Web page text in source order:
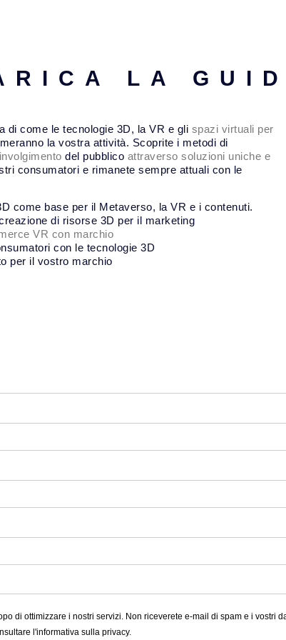
LA
di come le tecnologie 3D, la VR e gli spazi virtuali per
la vostra attività. Scoprite i metodi di
del pubblico attraverso soluzioni uniche e
consumatori e rimanete sempre attuali con le
come base per il Metaverso, la VR e i contenuti.
di risorse 3D per il marketing
VR con marchio
con le tecnologie 3D
per il vostro marchio
di ottimizzare i nostri servizi. Non riceverete e-mail di spam e i vostri
l'informativa sulla privacy.